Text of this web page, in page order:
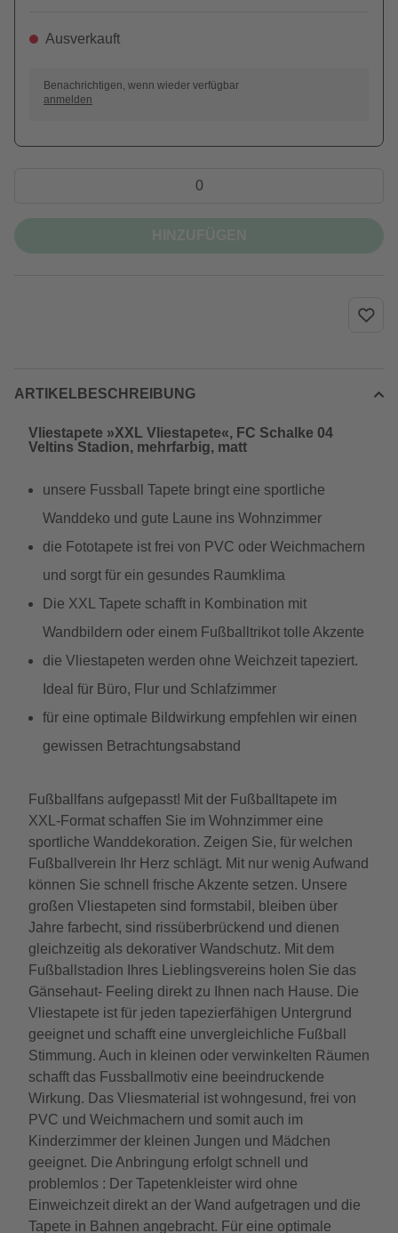
Ausverkauft
Benachrichtigen, wenn wieder verfügbar
anmelden
ARTIKELBESCHREIBUNG
Vliestapete »XXL Vliestapete«, FC Schalke 04
Veltins Stadion, mehrfarbig, matt
unsere Fussball Tapete bringt eine sportliche
Wanddeko und gute Laune ins Wohnzimmer
die Fototapete ist frei von PVC oder Weichmachern
und sorgt für ein gesundes Raumklima
Die XXL Tapete schafft in Kombination mit
Wandbildern oder einem Fußballtrikot tolle Akzente
die Vliestapeten werden ohne Weichzeit tapeziert.
Ideal für Büro, Flur und Schlafzimmer
für eine optimale Bildwirkung empfehlen wir einen
gewissen Betrachtungsabstand
Fußballfans aufgepasst! Mit der Fußballtapete im
XXL-Format schaffen Sie im Wohnzimmer eine
sportliche Wanddekoration. Zeigen Sie, für welchen
Fußballverein Ihr Herz schlägt. Mit nur wenig Aufwand
können Sie schnell frische Akzente setzen. Unsere
großen Vliestapeten sind formstabil, bleiben über
Jahre farbecht, sind rissüberbrückend und dienen
gleichzeitig als dekorativer Wandschutz. Mit dem
Fußballstadion Ihres Lieblingsvereins holen Sie das
Gänsehaut- Feeling direkt zu Ihnen nach Hause. Die
Vliestapete ist für jeden tapezierfähigen Untergrund
geeignet und schafft eine unvergleichliche Fußball
Stimmung. Auch in kleinen oder verwinkelten Räumen
schafft das Fussballmotiv eine beeindruckende
Wirkung. Das Vliesmaterial ist wohngesund, frei von
PVC und Weichmachern und somit auch im
Kinderzimmer der kleinen Jungen und Mädchen
geeignet. Die Anbringung erfolgt schnell und
problemlos : Der Tapetenkleister wird ohne
Einweichzeit direkt an der Wand aufgetragen und die
Tapete in Bahnen angebracht. Für eine optimale